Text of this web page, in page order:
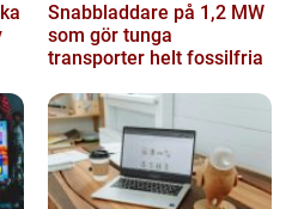
Snabbladdare på 1,2 MW
som gör tunga
transporter helt fossilfria